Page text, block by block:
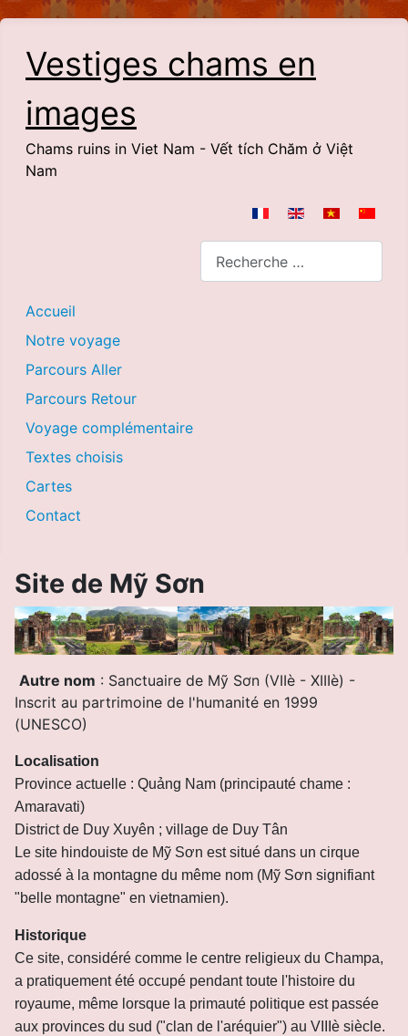
Vestiges chams en
images
Chams ruins in Viet Nam - Vết tích Chăm ở Việt
Nam
Accueil
Notre voyage
Parcours Aller
Parcours Retour
Voyage complémentaire
Textes choisis
Cartes
Contact
Site de Mỹ Sơn
Autre nom : Sanctuaire de Mỹ Sơn (VIIè - XIIIè) -
Inscrit au partrimoine de l'humanité en 1999
(UNESCO)
Localisation
Province actuelle : Quảng Nam (principauté chame :
Amaravati)
District de Duy Xuyên ; village de Duy Tân
Le site hindouiste de Mỹ Sơn est situé dans un cirque
adossé à la montagne du même nom (Mỹ Sơn signifiant
"belle montagne" en vietnamien).
Historique
Ce site, considéré comme le centre religieux du Champa,
a pratiquement été occupé pendant toute l'histoire du
royaume, même lorsque la primauté politique est passée
aux provinces du sud ("clan de l'aréquier") au VIIIè siècle.